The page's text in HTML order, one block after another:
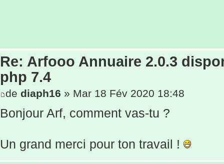
Re: Arfooo Annuaire 2.0.3
php 7.4
de diaph16 » Mar 18 Fév 2020 18:48
Bonjour Arf, comment vas-tu ?
Un grand merci pour ton travail !